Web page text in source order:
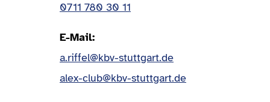
0711 780 30 11
E-Mail
a.riffel@kbv-stuttgart.de
alex-club@kbv-stuttgart.de